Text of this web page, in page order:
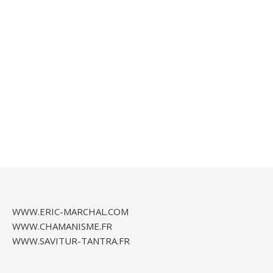
WWW.ERIC-MARCHAL.COM
WWW.CHAMANISME.FR
WWW.SAVITUR-TANTRA.FR